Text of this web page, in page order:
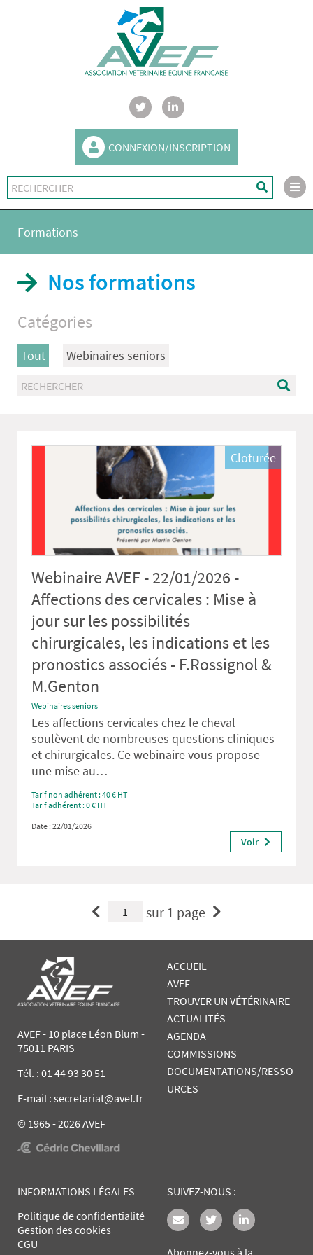
CONNEXION/INSCRIPTION
Formations
Nos formations
Catégories
Tout Webinaires seniors
Webinaire AVEF - 22/01/2026 -
Affections des cervicales : Mise à
jour sur les possibilités
chirurgicales, les indications et les
pronostics associés - F.Rossignol &
M.Genton
Webinaires seniors
Les affections cervicales chez le cheval
soulèvent de nombreuses questions cliniques
et chirurgicales. Ce webinaire vous propose
une mise au…
Tarif non adhérent : 40 € HT
Tarif adhérent : 0 € HT
Cloturée
Date : 22/01/2026
Voir
sur 1 page
AVEF - 10 place Léon Blum -
75011 PARIS
Tél. : 01 44 93 30 51
E-mail : secretariat@avef.fr
© 1965 - 2026 AVEF
ACCUEIL
AVEF
TROUVER UN VÉTÉRINAIRE
ACTUALITÉS
AGENDA
COMMISSIONS
DOCUMENTATIONS/RESSO
URCES
INFORMATIONS LÉGALES
Politique de confidentialité
Gestion des cookies
CGU
SUIVEZ-NOUS :